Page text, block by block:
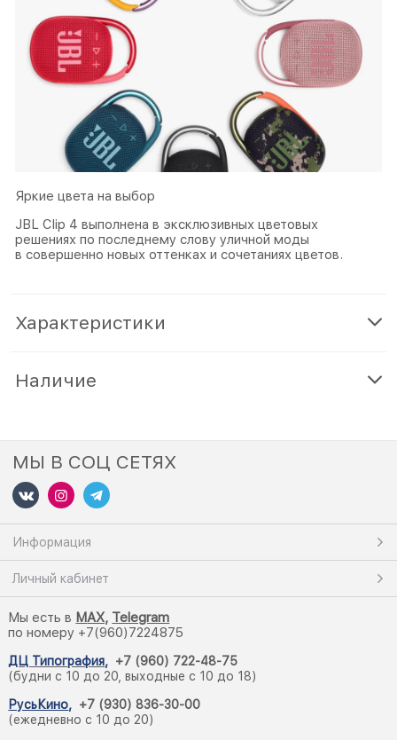
Яркие цвета на выбор
JBL Clip 4 выполнена в эксклюзивных цветовых
решениях по последнему слову уличной моды
в совершенно новых оттенках и сочетаниях цветов.
Характеристики
Наличие
МЫ В СОЦ СЕТЯХ
Информация
Личный кабинет
Мы есть в MAX, Telegram
по номеру +7(960)7224875
ДЦ Типография, +7 (960) 722-48-75
(будни с 10 до 20, выходные с 10 до 18)
РусьКино, +7 (930) 836-30-00
(ежедневно с 10 до 20)